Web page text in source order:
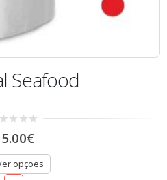
Seafood
€
opções